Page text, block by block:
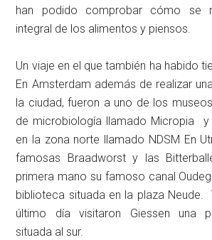
han podido comprobar cómo se
integral de los alimentos y piensos.
Un viaje en el que también ha habido
En Amsterdam además de realizar
la ciudad, fueron a uno de los
de microbiología llamado Micropia y
en la zona norte llamado NDSM En
famosas Braadworst y las
primera mano su famoso canal
biblioteca situada en la plaza Neude.
último día visitaron Giessen una
situada al sur.